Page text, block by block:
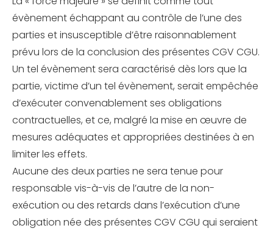
évènement échappant au contrôle de l’une des
parties et insusceptible d’être raisonnablement
prévu lors de la conclusion des présentes CGV CGU.
Un tel évènement sera caractérisé dès lors que la
partie, victime d’un tel évènement, serait empêchée
d’exécuter convenablement ses obligations
contractuelles, et ce, malgré la mise en œuvre de
mesures adéquates et appropriées destinées à en
limiter les effets.
Aucune des deux parties ne sera tenue pour
responsable vis-à-vis de l’autre de la non-
exécution ou des retards dans l’exécution d’une
obligation née des présentes CGV CGU qui seraient